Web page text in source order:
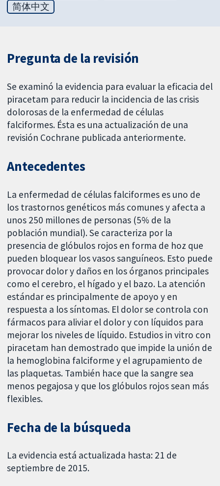
简体中文
Pregunta de la revisión
Se examinó la evidencia para evaluar la eficacia del
piracetam para reducir la incidencia de las crisis
dolorosas de la enfermedad de células
falciformes. Ésta es una actualización de una
revisión Cochrane publicada anteriormente.
Antecedentes
La enfermedad de células falciformes es uno de
los trastornos genéticos más comunes y afecta a
unos 250 millones de personas (5% de la
población mundial). Se caracteriza por la
presencia de glóbulos rojos en forma de hoz que
pueden bloquear los vasos sanguíneos. Esto puede
provocar dolor y daños en los órganos principales
como el cerebro, el hígado y el bazo. La atención
estándar es principalmente de apoyo y en
respuesta a los síntomas. El dolor se controla con
fármacos para aliviar el dolor y con líquidos para
mejorar los niveles de líquido. Estudios in vitro con
piracetam han demostrado que impide la unión de
la hemoglobina falciforme y el agrupamiento de
las plaquetas. También hace que la sangre sea
menos pegajosa y que los glóbulos rojos sean más
flexibles.
Fecha de la búsqueda
La evidencia está actualizada hasta: 21 de
septiembre de 2015.